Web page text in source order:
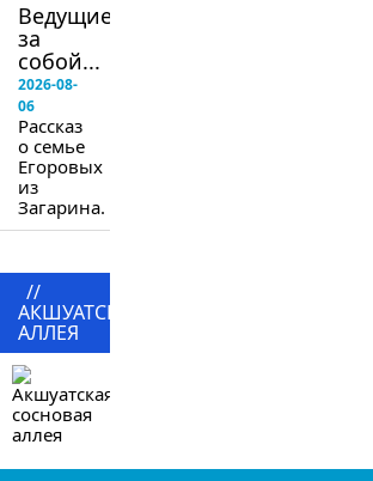
Ведущие
за
собой...
2026-08-
06
Рассказ
о семье
Егоровых
из
Загарина.
//
АКШУАТСКАЯ
АЛЛЕЯ